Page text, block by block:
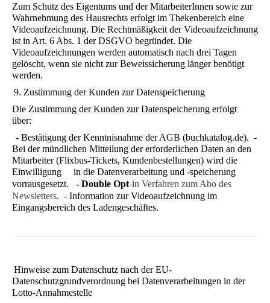
Zum Schutz des Eigentums und der MitarbeiterInnen sowie zur
Wahrnehmung des Hausrechts erfolgt im Thekenbereich eine
Videoaufzeichnung. Die Rechtmäßigkeit der Videoaufzeichnung
ist in Art. 6 Abs. 1 der DSGVO begründet. Die
Videoaufzeichnungen werden automatisch nach drei Tagen
gelöscht, wenn sie nicht zur Beweissicherung länger benötigt
werden.
9. Zustimmung der Kunden zur Datenspeicherung
Die Zustimmung der Kunden zur Datenspeicherung erfolgt
über:
- Bestätigung der Kenntnisnahme der AGB (buchkatalog.de). -
Bei der mündlichen Mitteilung der erforderlichen Daten an den
Mitarbeiter (Flixbus-Tickets, Kundenbestellungen) wird die
Einwilligung in die Datenverarbeitung und -speicherung
vorrausgesetzt. - Double Opt-in Verfahren zum Abo des
Newsletters. - Information zur Videoaufzeichnung im
Eingangsbereich des Ladengeschäftes.
Hinweise zum Datenschutz nach der EU-
Datenschutzgrundverordnung bei Datenverarbeitungen in der
Lotto-Annahmestelle